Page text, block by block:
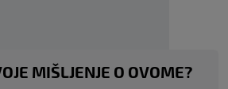
MIŠLJENJE O OVOME?